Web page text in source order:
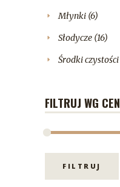
Młynki (6)
Słodycze (16)
Środki czystości
FILTRUJ WG
FILTRUJ